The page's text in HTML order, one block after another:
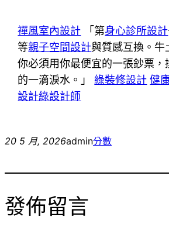
禪風室內設計 「第身心診所設計
等親子空間設計與質感互換。牛
你必須用你最便宜的一張鈔票，
的一滴淚水。」綠裝修設計 健
設計綠設計師
20 5 月, 2026admin分數
發佈留言